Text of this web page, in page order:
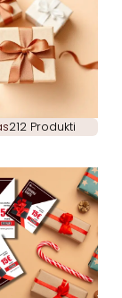
212 Produkti